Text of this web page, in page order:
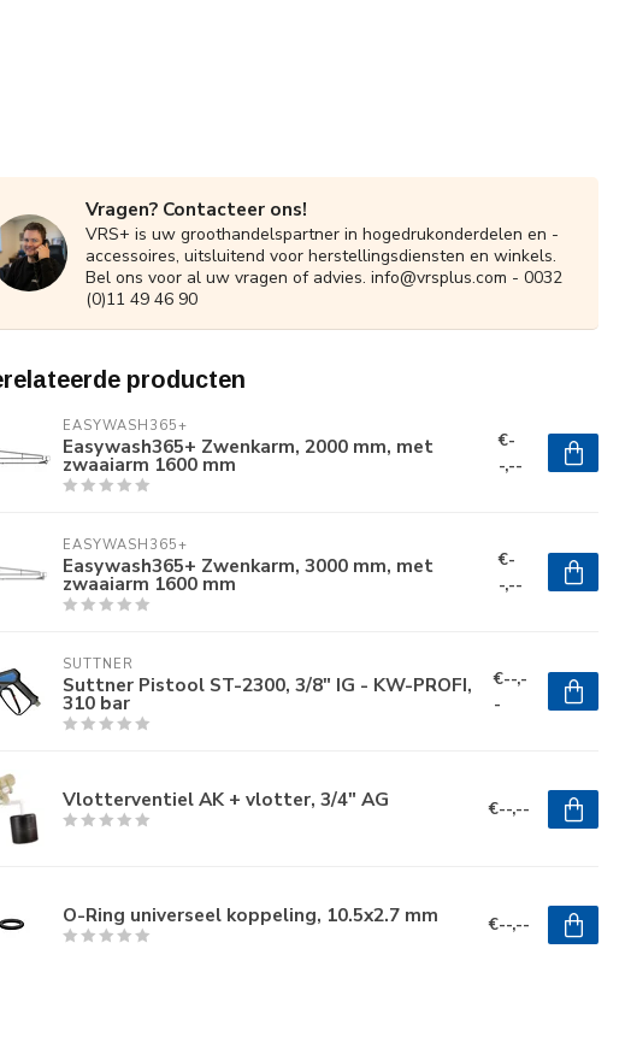
Vragen? Contacteer ons!
VRS+ is uw groothandelspartner in hogedrukonderdelen en -
accessoires, uitsluitend voor herstellingsdiensten en winkels.
Bel ons voor al uw vragen of advies. info@vrsplus.com - 0032
(0)11 49 46 90
producten
EASYWASH365+
Easywash365+ Zwenkarm, 2000 mm, met
zwaaiarm 1600 mm
€-
-,--
EASYWASH365+
Easywash365+ Zwenkarm, 3000 mm, met
zwaaiarm 1600 mm
€-
-,--
SUTTNER
Suttner Pistool ST-2300, 3/8" IG - KW-PROFI,
310 bar
€--,-
-
Vlotterventiel AK + vlotter, 3/4" AG €--,--
O-Ring universeel koppeling, 10.5x2.7 mm €--,--